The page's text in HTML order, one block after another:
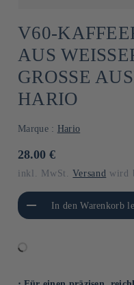
V60-
AUS
ROSSE
RIO
Marque : Hario
Normaler
28.00 €
inkl. MwSt.Versand wird
die Menge für
TitleIn den Warenkorb